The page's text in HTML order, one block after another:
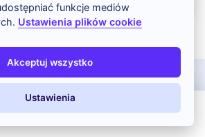
Wakacje.pl. Stanowią własność prawnie
S.A. i/lub jej partnerów. Ceny i dostępność
informacje możesz sprawdzić bezpośrednio na
informacje lub ceny nie stanowią oferty w
funkcje mediów
Ustawienia plików cookie
Akceptuj wszystko
Ustawienia